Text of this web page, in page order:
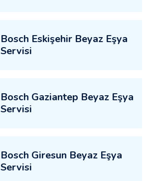
Bosch Eskişehir Beyaz Eşya
Servisi
Bosch Gaziantep Beyaz Eşya
Servisi
Bosch Giresun Beyaz Eşya
Servisi